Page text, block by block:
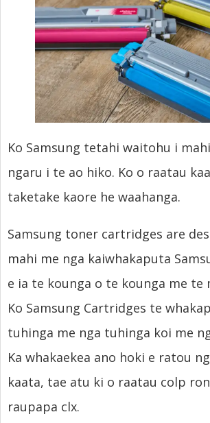
Ko Samsung tetahi waitohu i
ngaru i te ao hiko. Ko o raatau
taketake kaore he waahanga.
Samsung toner cartridges are
mahi me nga kaiwhakaputa
e ia te kounga o te kounga me te
Ko Samsung Cartridges te
tuhinga me nga tuhinga koi me
Ka whakaekea ano hoki e ratou
kaata, tae atu ki o raatau colp
raupapa clx.